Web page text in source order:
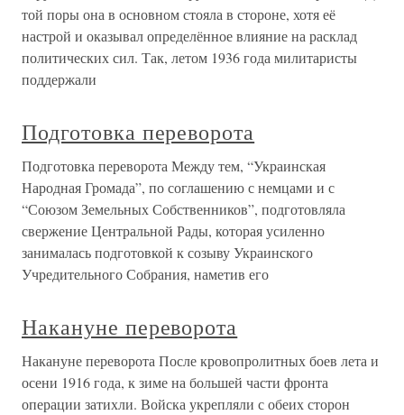
той поры она в основном стояла в стороне, хотя её
настрой и оказывал определённое влияние на расклад
политических сил. Так, летом 1936 года милитаристы
поддержали
Подготовка переворота
Подготовка переворота Между тем, “Украинская
Народная Громада”, по соглашению с немцами и с
“Союзом Земельных Собственников”, подготовляла
свержение Центральной Рады, которая усиленно
занималась подготовкой к созыву Украинского
Учредительного Собрания, наметив его
Накануне переворота
Накануне переворота После кровопролитных боев лета и
осени 1916 года, к зиме на большей части фронта
операции затихли. Войска укрепляли с обеих сторон